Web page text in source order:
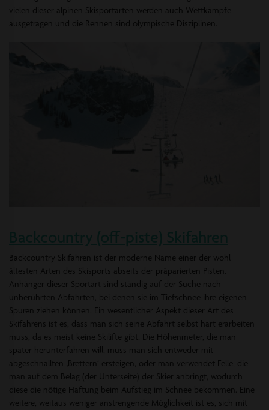
vielen dieser alpinen Skisportarten werden auch Wettkämpfe
ausgetragen und die Rennen sind olympische Disziplinen.
Backcountry (off-piste) Skifahren
Backcountry Skifahren ist der moderne Name einer der wohl
ältesten Arten des Skisports abseits der präparierten Pisten.
Anhänger dieser Sportart sind ständig auf der Suche nach
unberührten Abfahrten, bei denen sie im Tiefschnee ihre eigenen
Spuren ziehen können. Ein wesentlicher Aspekt dieser Art des
Skifahrens ist es, dass man sich seine Abfahrt selbst hart erarbeiten
muss, da es meist keine Skilifte gibt. Die Höhenmeter, die man
später herunterfahren will, muss man sich entweder mit
abgeschnallten ‚Brettern‘ ersteigen, oder man verwendet Felle, die
man auf dem Belag (der Unterseite) der Skier anbringt, wodurch
diese die nötige Haftung beim Aufstieg im Schnee bekommen. Eine
weitere, weitaus weniger anstrengende Möglichkeit ist es, sich mit